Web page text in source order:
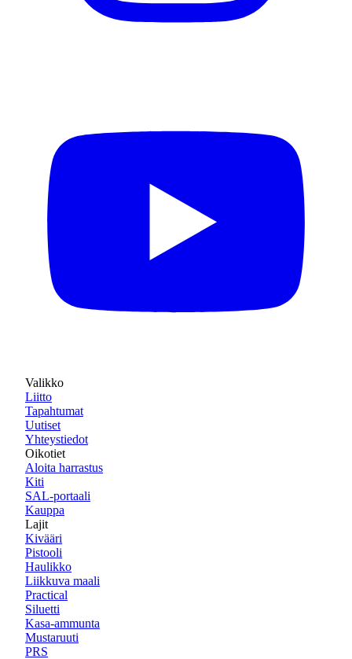
Valikko
Liitto
Tapahtumat
Uutiset
Yhteystiedot
Oikotiet
Aloita harrastus
Kiti
SAL-portaali
Kauppa
Lajit
Kivääri
Pistooli
Haulikko
Liikkuva maali
Practical
Siluetti
Kasa-ammunta
Mustaruuti
PRS